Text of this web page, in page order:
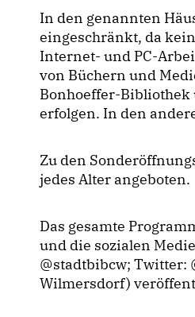
In den genannten
eingeschränkt, da
Internet- und PC-
von Büchern und
Bonhoeffer-Bibliothek
erfolgen. In den
Zu den
jedes Alter angeboten.
Das gesamte
und die sozialen
@stadtbibcw; Twitter:
Wilmersdorf)